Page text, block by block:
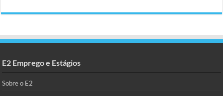
E2 Emprego e Estágios
Sobre o E2